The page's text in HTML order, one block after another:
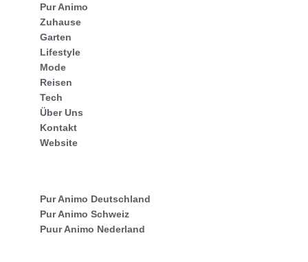
Pur Animo
Zuhause
Garten
Lifestyle
Mode
Reisen
Tech
Über Uns
Kontakt
Website
Pur Animo Deutschland
Pur Animo Schweiz
Puur Animo Nederland